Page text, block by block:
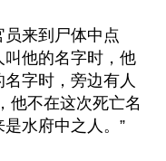
来到尸体中点
他的名字时，他
字时，旁边有人
他不在这次死亡名
水府中之人。”